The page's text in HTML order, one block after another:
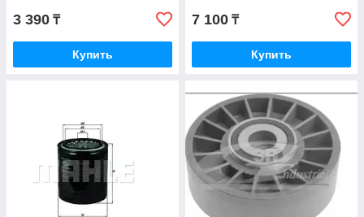
3 390 ₸
Купить
7 100 ₸
Купить